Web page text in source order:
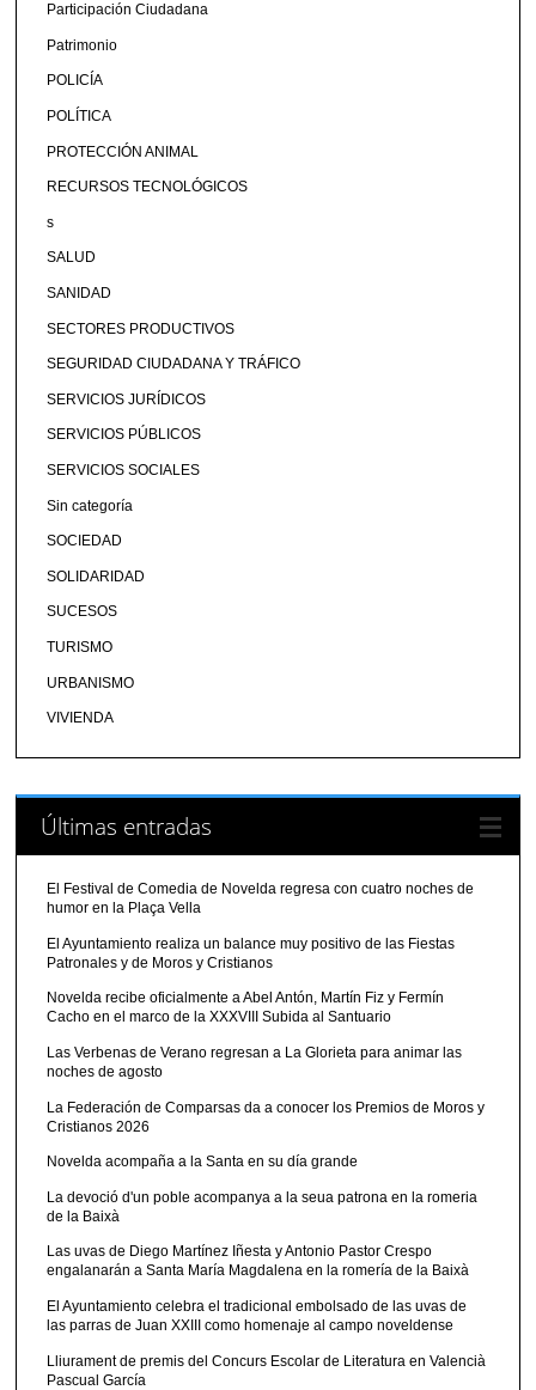
Participación Ciudadana
Patrimonio
POLICÍA
POLÍTICA
PROTECCIÓN ANIMAL
RECURSOS TECNOLÓGICOS
s
SALUD
SANIDAD
SECTORES PRODUCTIVOS
SEGURIDAD CIUDADANA Y TRÁFICO
SERVICIOS JURÍDICOS
SERVICIOS PÚBLICOS
SERVICIOS SOCIALES
Sin categoría
SOCIEDAD
SOLIDARIDAD
SUCESOS
TURISMO
URBANISMO
VIVIENDA
Últimas entradas
El Festival de Comedia de Novelda regresa con cuatro noches de
humor en la Plaça Vella
El Ayuntamiento realiza un balance muy positivo de las Fiestas
Patronales y de Moros y Cristianos
Novelda recibe oficialmente a Abel Antón, Martín Fiz y Fermín
Cacho en el marco de la XXXVIII Subida al Santuario
Las Verbenas de Verano regresan a La Glorieta para animar las
noches de agosto
La Federación de Comparsas da a conocer los Premios de Moros y
Cristianos 2026
Novelda acompaña a la Santa en su día grande
La devoció d'un poble acompanya a la seua patrona en la romeria
de la Baixà
Las uvas de Diego Martínez Iñesta y Antonio Pastor Crespo
engalanarán a Santa María Magdalena en la romería de la Baixà
El Ayuntamiento celebra el tradicional embolsado de las uvas de
las parras de Juan XXIII como homenaje al campo noveldense
Lliurament de premis del Concurs Escolar de Literatura en Valencià
Pascual García